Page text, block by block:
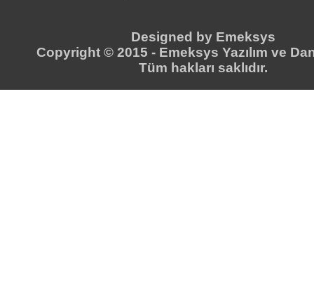
Designed by Emeksys
Copyright © 2015 - Emeksys Yazılım ve
Tüm hakları saklıdır.